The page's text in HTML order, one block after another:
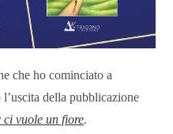
che ho cominciato a
della pubblicazione
ci vuole un fiore.